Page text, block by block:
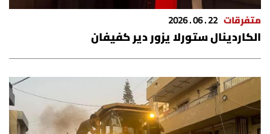
متفرقات 22 . 06 . 2026
الكاردينال ستورلا يزور دير كفيفان